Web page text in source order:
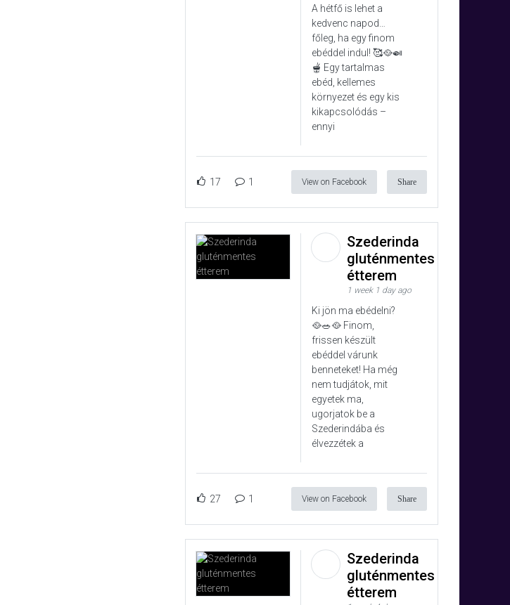
A hétfő is lehet a
kedvenc napod…
főleg, ha egy finom
ebéddel indul! 🥰🥘🍛
🫕 Egy tartalmas
ebéd, kellemes
környezet és egy kis
kikapcsolódás –
ennyi
17 1 View on Facebook Share
Szederinda
gluténmentes
étterem
1 week 1 day ago
Ki jön ma ebédelni?
🥘🥗🥘 Finom,
frissen készült
ebéddel várunk
benneteket! Ha még
nem tudjátok, mit
egyetek ma,
ugorjatok be a
Szederindába és
élvezzétek a
27 1 View on Facebook Share
Szederinda
gluténmentes
étterem